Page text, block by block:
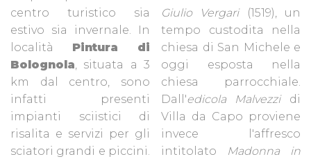
centro turistico sia
estivo sia invernale. In
località Pintura di
Bolognola, situata a 3
km dal centro, sono
infatti presenti
impianti sciistici di
risalita e servizi per gli
sciatori grandi e piccini.
Giulio Vergari(1519), un
tempo custodita nella
chiesa di San Michele e
oggi esposta nella
chiesa parrocchiale.
Dall'edicola Malvezzidi
Villa da Capo proviene
invece l'affresco
intitolato
Madonna in